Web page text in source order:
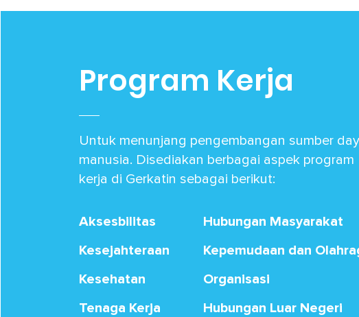
Program Kerja
Untuk menunjang pengembangan sumber
manusia. Disediakan berbagai aspek program
kerja di Gerkatin sebagai berikut:
Aksesbilitas
Kesejahteraan
Kesehatan
Tenaga Kerja
Hubungan Masyarakat
Kepemudaan dan
Organisasi
Hubungan Luar Negeri